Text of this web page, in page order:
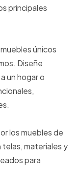
principales
únicos
Diseñe
un hogar o
los muebles de
telas, materiales y
para